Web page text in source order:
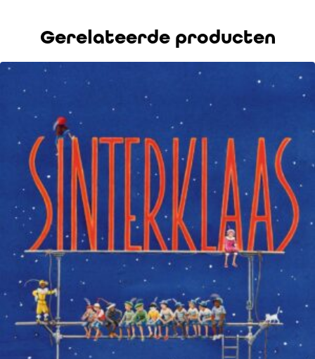
Gerelateerde producten